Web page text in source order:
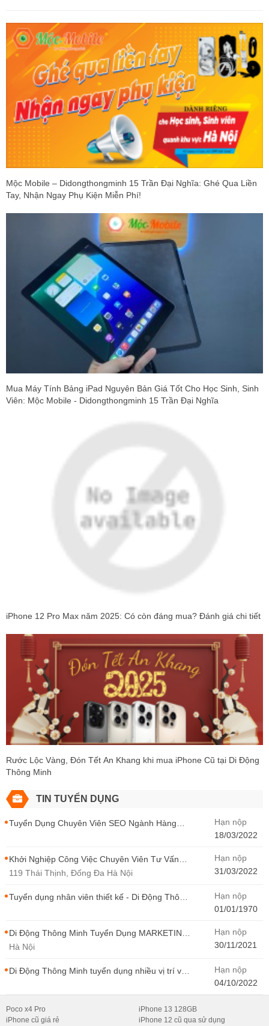
Mộc Mobile – Didongthongminh 15 Trần Đại Nghĩa: Ghé Qua Liền
Tay, Nhận Ngay Phụ Kiện Miễn Phí!
Mua Máy Tính Bảng iPad Nguyên Bản Giá Tốt Cho Học Sinh, Sinh
Viên: Mộc Mobile - Didongthongminh 15 Trần Đại Nghĩa
iPhone 12 Pro Max năm 2025: Có còn đáng mua? Đánh giá chi tiết
Rước Lộc Vàng, Đón Tết An Khang khi mua iPhone Cũ tại Di Động
Thông Minh
TIN TUYỂN DỤNG
Tuyển Dụng Chuyên Viên SEO Ngành Hàng
Hạn nộp
18/03/2022
Khởi Nghiệp Công Việc Chuyên Viên Tư Vấn
Bán Hàng Di Động Thông Minh
119 Thái Thịnh, Đống Đa Hà Nội
Hạn nộp
31/03/2022
Tuyển dụng nhân viên thiết kế - Di Động Thông
Hạn nộp
01/01/1970
Di Động Thông Minh Tuyển Dụng MARKETING
- CONTENT WIRITER
Hà Nội
Hạn nộp
30/11/2021
Di Động Thông Minh tuyển dụng nhiều vị trí với
Thông Minh
Hạn nộp
04/10/2022
Poco x4 Pro
iPhone cũ giá rẻ
iPhone 13 128GB
iPhone 12 cũ qua sử dụng